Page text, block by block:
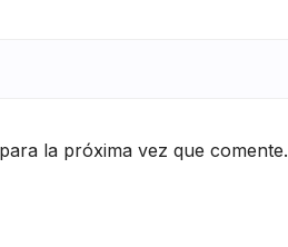
la próxima vez que comente.